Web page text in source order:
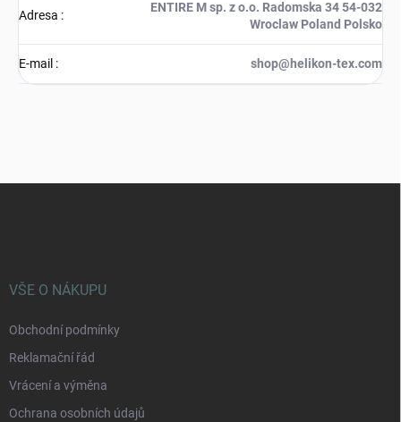
Adresa :
ENTIRE M sp. z o.o. Radomska 34 54-032
Wroclaw Poland Polsko
E-mail : shop@helikon-tex.com
VŠE O NÁKUPU
Obchodní podmínky
Reklamační řád
Vrácení a výměna
Ochrana osobních údajů